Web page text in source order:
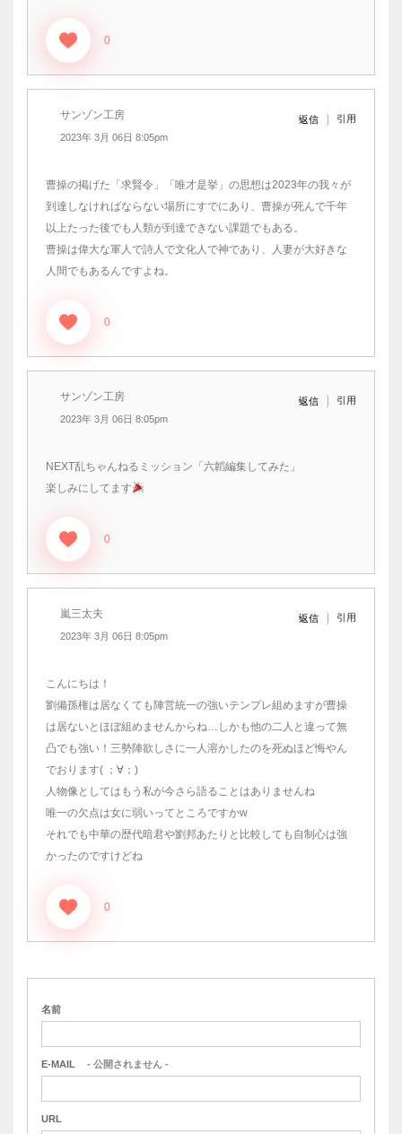
0
サンゾン工房
2023年 3月 06日 8:05pm
返信 引用
曹操の掲げた「求賢令」「唯才是挙」の思想は2023年の我々が
到達しなければならない場所にすでにあり、曹操が死んで千年
以上たった後でも人類が到達できない課題でもある。
曹操は偉大な軍人で詩人で文化人で神であり、人妻が大好きな
人間でもあるんですよね。
0
サンゾン工房
2023年 3月 06日 8:05pm
返信 引用
NEXT乱ちゃんねるミッション「六韜編集してみた」
楽しみにしてます
0
嵐三太夫
2023年 3月 06日 8:05pm
返信 引用
こんにちは！
劉備孫権は居なくても陣営統一の強いテンプレ組めますが曹操
は居ないとほぼ組めませんからね…しかも他の二人と違って無
凸でも強い！三勢陣欲しさに一人溶かしたのを死ぬほど悔やん
でおります( ；∀；)
人物像としてはもう私が今さら語ることはありませんね
唯一の欠点は女に弱いってところですかw
それでも中華の歴代暗君や劉邦あたりと比較しても自制心は強
かったのですけどね
0
名前
E-MAIL - 公開されません -
URL